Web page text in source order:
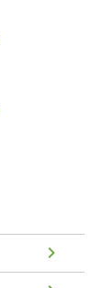
chevron_right